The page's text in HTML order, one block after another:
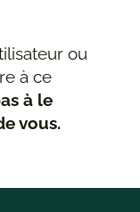
ou
à ce
à le
vous.